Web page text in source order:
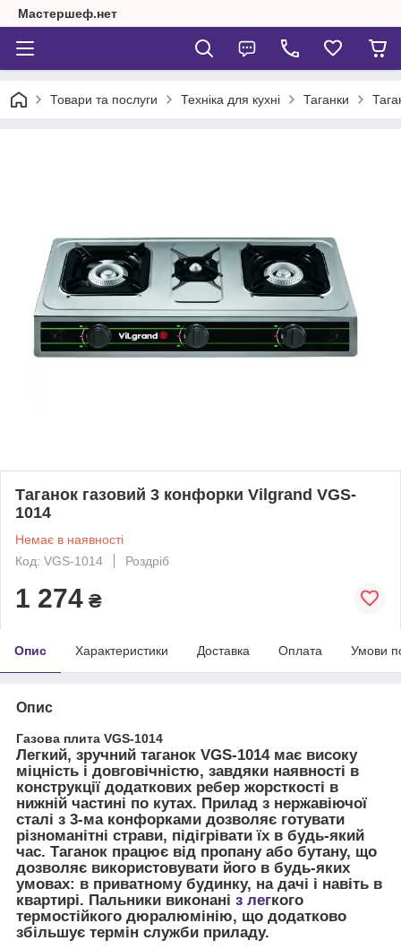
Мастершеф.нет
Товари та послуги Техніка для кухні Таганки
Таганок газовий 3 конфорки Vilgrand VGS-
1014
Немає в наявності
Код: VGS-1014
Роздріб
1 274 ₴
Опис Характеристики Доставка Оплата Умови
Опис
Газова плита VGS-1014
Легкий, зручний таганок VGS-1014 має високу
міцність і довговічністю, завдяки наявності в
конструкції додаткових ребер жорсткості в
нижній частині по кутах. Прилад з нержавіючої
сталі з 3-ма конфорками дозволяє готувати
різноманітні страви, підігрівати їх в будь-який
час. Таганок працює від пропану або бутану, що
дозволяє використовувати його в будь-яких
умовах: в приватному будинку, на дачі і навіть в
квартирі. Пальники виконані з легкого
термостійкого дюралюмінію, що додатково
збільшує термін служби приладу.